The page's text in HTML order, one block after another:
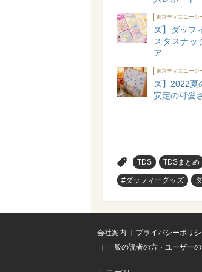
東京ディズニーシ
ズ】ダッフ
スタスナッ
ア
東京ディズニーシ
ズ】2022夏
安定の可愛
TDS TDSまとめ
#ダッフィーグッズ
会社案内 プライバシーポリ
一般の読者の方・ユーザー